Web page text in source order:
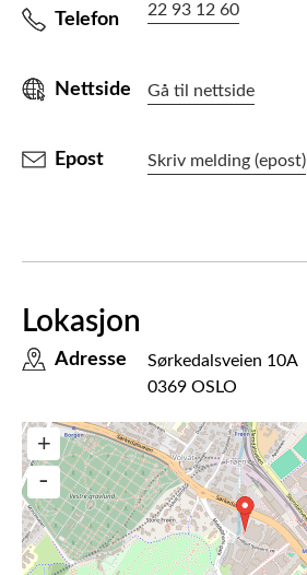
Telefon 22 93 12 60
Nettside Gå til nettside
Epost Skriv melding (epost)
Lokasjon
Adresse
Sørkedalsveien 10A
0369 OSLO